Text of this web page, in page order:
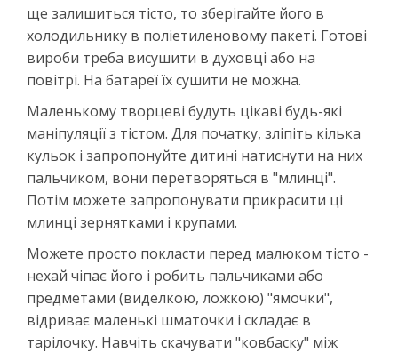
ще залишиться тісто, то зберігайте його в
холодильнику в поліетиленовому пакеті. Готові
вироби треба висушити в духовці або на
повітрі. На батареї їх сушити не можна.
Маленькому творцеві будуть цікаві будь-які
маніпуляції з тістом. Для початку, зліпіть кілька
кульок і запропонуйте дитині натиснути на них
пальчиком, вони перетворяться в "млинці".
Потім можете запропонувати прикрасити ці
млинці зернятками і крупами.
Можете просто покласти перед малюком тісто -
нехай чіпає його і робить пальчиками або
предметами (виделкою, ложкою) "ямочки",
відриває маленькі шматочки і складає в
тарілочку. Навчіть скачувати "ковбаску" між